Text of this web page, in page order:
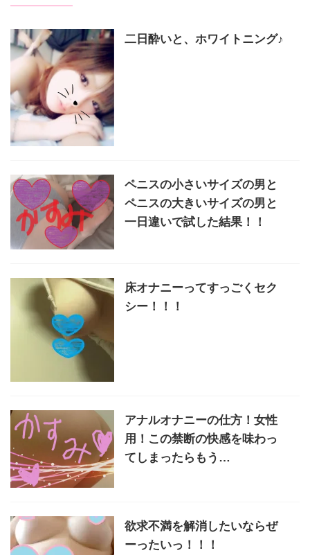
二日酔いと、ホワイトニング♪
ペニスの小さいサイズの男と
ペニスの大きいサイズの男と
一日違いで試した結果！！
床オナニーってすっごくセク
シー！！！
アナルオナニーの仕方！女性
用！この禁断の快感を味わっ
てしまったらもう…
欲求不満を解消したいならぜ
ーったいっ！！！